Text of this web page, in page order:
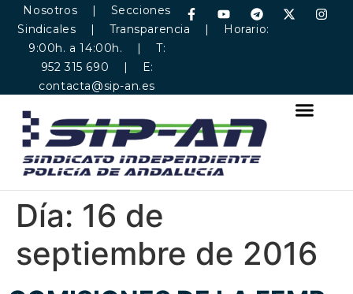
Nosotros | Secciones
Sindicales | Transparencia | Horario:
9:00h. a 14:00h. | T:
952 315 690 | E:
contacta@sip-an.es
Día: 16 de
septiembre de 2016